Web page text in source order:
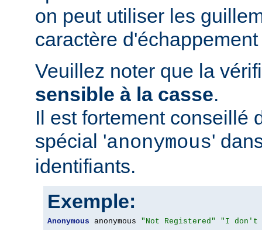
on peut utiliser les
caractère d'échappement
Veuillez noter que la
sensible à la casse.
Il est fortement conseillé
spécial 'anonymous'
identifiants.
Exemple:
Anonymous anonymous "Not Registered" "I don't